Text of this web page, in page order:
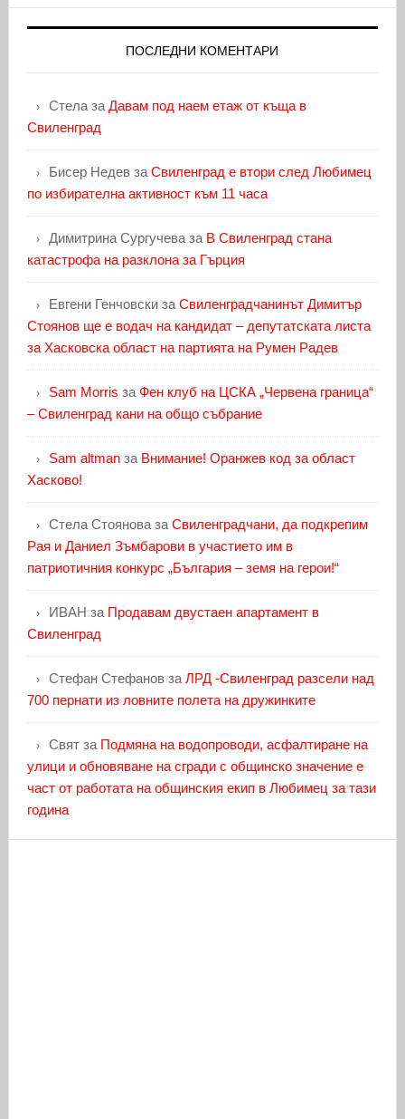
ПОСЛЕДНИ КОМЕНТАРИ
Стелаза Давам под наем етаж от къща в
Свиленград
Бисер Недевза Свиленград е втори след Любимец
по избирателна активност към 11 часа
Димитрина Сургучеваза В Свиленград стана
катастрофа на разклона за Гърция
Евгени Генчовскиза Свиленградчанинът Димитър
Стоянов ще е водач на кандидат – депутатската листа
за Хасковска област на партията на Румен Радев
Sam Morris за Фен клуб на ЦСКА „Червена граница“
– Свиленград кани на общо събрание
Sam altmanза Внимание! Оранжев код за област
Хасково!
Стела Стояноваза Свиленградчани, да подкрепим
Рая и Даниел Зъмбарови в участието им в
патриотичния конкурс „България – земя на герои!“
ИВАН за Продавам двустаен апартамент в
Свиленград
Стефан Стефановза ЛРД -Свиленград разсели над
700 пернати из ловните полета на дружинките
Святза Подмяна на водопроводи, асфалтиране на
улици и обновяване на сгради с общинско значение е
част от работата на общинския екип в Любимец за тази
година